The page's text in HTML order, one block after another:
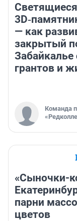
— как
закрытый
грантов и
Команда
«Сыночки-
парни
цветов